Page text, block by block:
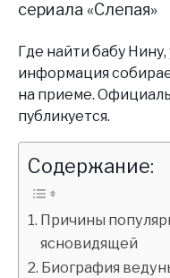
Где найти бабу
информация
на приеме.
публикуется.
Содержание:
Причины
ясновидящей
Биография